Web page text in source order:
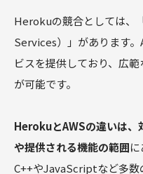
Herokuの競合としては、
Services）」があります
ビスを提供しており、広
が可能です。
HerokuとAWSの違いは、
や提供される機能の範囲
C++やJavaScriptなど多数